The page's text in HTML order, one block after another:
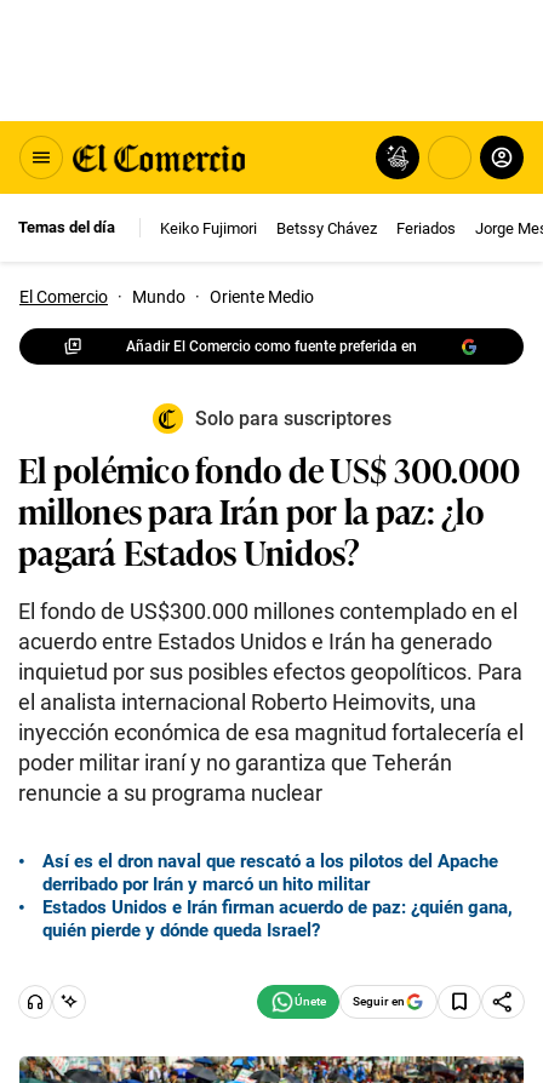
Temas del día Keiko Fujimori Betssy Chávez Feriados Jorge
El Comercio · Mundo · Oriente Medio
Añadir El Comercio como fuente preferida en
Solo para suscriptores
El polémico fondo de US$ 300.000
millones para Irán por la paz: ¿lo
pagará Estados Unidos?
El fondo de US$300.000 millones contemplado en el
acuerdo entre Estados Unidos e Irán ha generado
inquietud por sus posibles efectos geopolíticos. Para
el analista internacional Roberto Heimovits, una
inyección económica de esa magnitud fortalecería el
poder militar iraní y no garantiza que Teherán
renuncie a su programa nuclear
Así es el dron naval que rescató a los pilotos del Apache
derribado por Irán y marcó un hito militar
Estados Unidos e Irán firman acuerdo de paz: ¿quién gana,
quién pierde y dónde queda Israel?
Seguir en